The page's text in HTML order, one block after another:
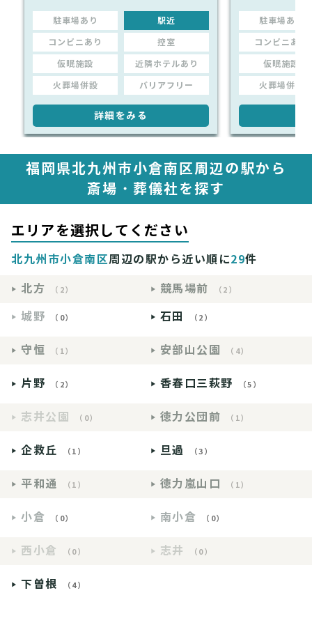
駐車場あり 駅近
コンビニあり 控室
仮眠施設 近隣ホテルあり
火葬場併設 バリアフリー
詳細をみる
駐車場あり
コンビニあり
仮眠施設
火葬場併設
福岡県北九州市小倉南区周辺の駅から
斎場・葬儀社を探す
エリアを選択してください
北九州市小倉南区周辺の駅から近い順に29件
北方
（2） 競馬場前 （2）
城野 （0） 石田 （2）
守恒 （1） 安部山公園 （4）
片野 （2） 香春口三萩野 （5）
志井公園 （0） 徳力公団前 （1）
企救丘 （1） 旦過 （3）
平和通 （1） 徳力嵐山口 （1）
小倉 （0） 南小倉 （0）
西小倉 （0） 志井 （0）
下曽根 （4）